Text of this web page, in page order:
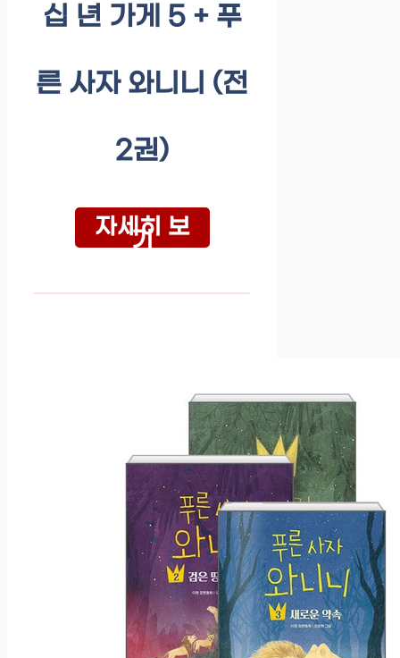
십 년 가게 5 + 푸
른 사자 와니니 (전
2권)
자세히 보
기